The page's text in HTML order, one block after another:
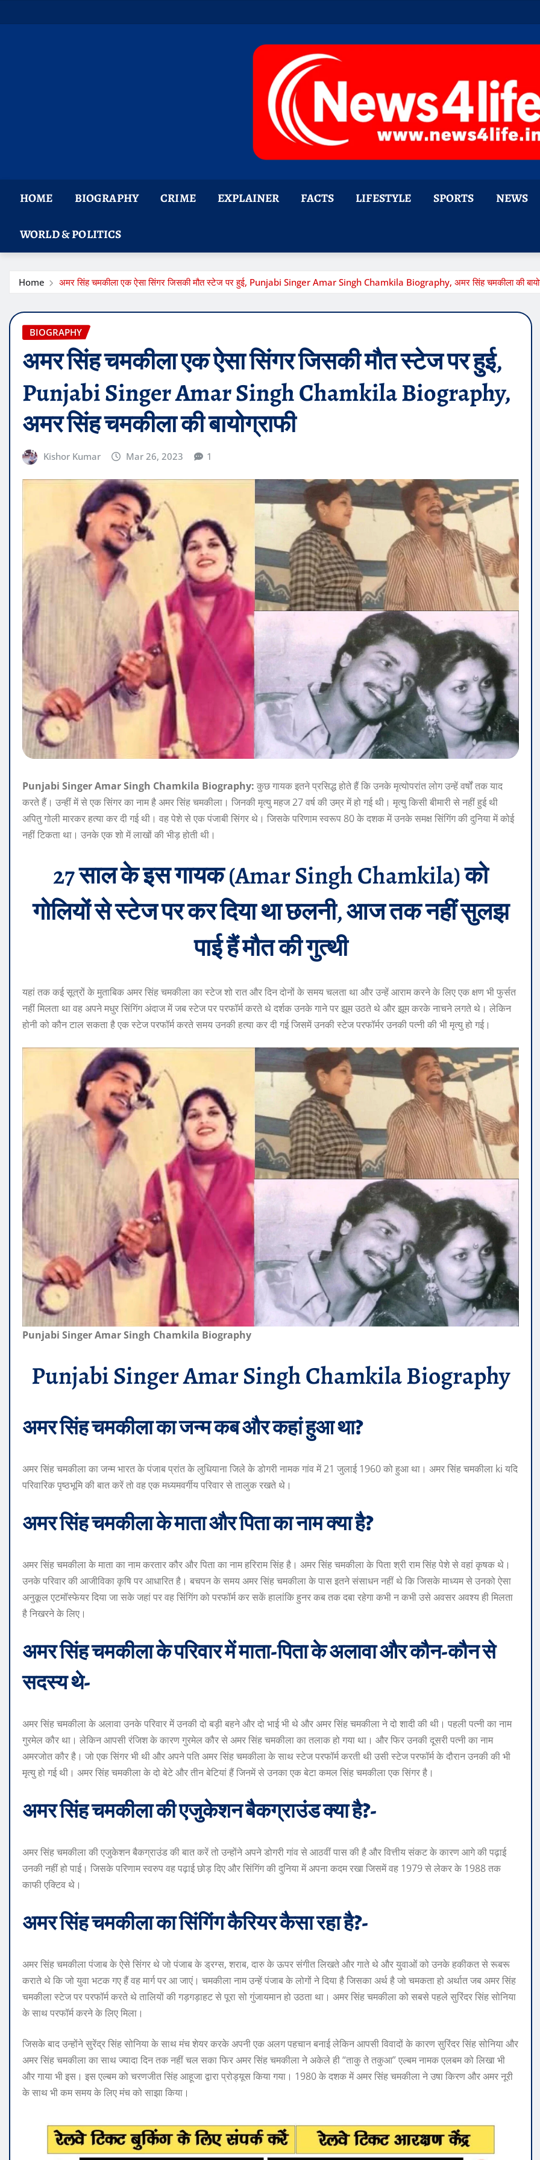
to
HOME BIOGRAPHY CRIME EXPLAINER FACTS LIFESTYLE SPORTS NEWS
WORLD & POLITICS
Home अमर सिंह चमकीला एक ऐसा सिंगर जिसकी मौत स्टेज पर हुई, Punjabi Singer Amar Singh Chamkila Biography, अमर सिंह चमकीला की
BIOGRAPHY
अमर सिंह चमकीला एक ऐसा सिंगर जिसकी मौत स्टेज पर हुई,
Punjabi Singer Amar Singh Chamkila Biography,
अमर सिंह चमकीला की बायोग्राफी
Kishor Kumar Mar 26, 2023 1
Punjabi Singer Amar Singh Chamkila Biography: कुछ गायक इतने प्रसिद्ध होते हैं कि उनके मृत्योपरांत लोग उन्हें वर्षों तक याद
करते हैं। उन्हीं में से एक सिंगर का नाम है अमर सिंह चमकीला। जिनकी मृत्यु महज 27 वर्ष की उम्र में हो गई थी। मृत्यु किसी बीमारी से नहीं हुई थी
अपितु गोली मारकर हत्या कर दी गई थी। वह पेशे से एक पंजाबी सिंगर थे। जिसके परिणाम स्वरूप 80 के दशक में उनके समक्ष सिंगिंग की दुनिया में कोई
नहीं टिकता था। उनके एक शो में लाखों की भीड़ होती थी।
27 साल के इस गायक (Amar Singh Chamkila) को
गोलियों से स्टेज पर कर दिया था छलनी, आज तक नहीं सुलझ
पाई हैं मौत की गुत्थी
यहां तक कई सूत्रों के मुताबिक अमर सिंह चमकीला का स्टेज शो रात और दिन दोनों के समय चलता था और उन्हें आराम करने के लिए एक क्षण भी फुर्सत
नहीं मिलता था वह अपने मधुर सिंगिंग अंदाज में जब स्टेज पर परफॉर्म करते थे दर्शक उनके गाने पर झूम उठते थे और झूम करके नाचने लगते थे। लेकिन
होनी को कौन टाल सकता है एक स्टेज परफॉर्म करते समय उनकी हत्या कर दी गई जिसमें उनकी स्टेज परफॉर्मर उनकी पत्नी की भी मृत्यु हो गई।
Punjabi Singer Amar Singh Chamkila Biography
Punjabi Singer Amar Singh Chamkila Biography
अमर सिंह चमकीला का जन्म कब और कहां हुआ था?
अमर सिंह चमकीला का जन्म भारत के पंजाब प्रांत के लुधियाना जिले के डोगरी नामक गांव में 21 जुलाई 1960 को हुआ था। अमर सिंह चमकीला ki यदि
परिवारिक पृष्ठभूमि की बात करें तो वह एक मध्यमवर्गीय परिवार से तालुक रखते थे।
अमर सिंह चमकीला के माता और पिता का नाम क्या है?
अमर सिंह चमकीला के माता का नाम करतार कौर और पिता का नाम हरिराम सिंह है। अमर सिंह चमकीला के पिता श्री राम सिंह पेशे से वहां कृषक थे।
उनके परिवार की आजीविका कृषि पर आधारित है। बचपन के समय अमर सिंह चमकीला के पास इतने संसाधन नहीं थे कि जिसके माध्यम से उनको ऐसा
अनुकूल एटमॉस्फेयर दिया जा सके जहां पर वह सिंगिंग को परफॉर्म कर सकें हालांकि हुनर कब तक दबा रहेगा कभी न कभी उसे अवसर अवश्य ही मिलता
है निखरने के लिए।
अमर सिंह चमकीला के परिवार में माता-पिता के अलावा और कौन-कौन से
सदस्य थे-
अमर सिंह चमकीला के अलावा उनके परिवार में उनकी दो बड़ी बहने और दो भाई भी थे और अमर सिंह चमकीला ने दो शादी की थी। पहली पत्नी का नाम
गुरमेल कौर था। लेकिन आपसी रंजिश के कारण गुरमेल कौर से अमर सिंह चमकीला का तलाक हो गया था। और फिर उनकी दूसरी पत्नी का नाम
अमरजोत कौर है। जो एक सिंगर भी थी और अपने पति अमर सिंह चमकीला के साथ स्टेज परफॉर्म करती थी उसी स्टेज परफॉर्म के दौरान उनकी की भी
मृत्यु हो गई थी। अमर सिंह चमकीला के दो बेटे और तीन बेटियां हैं जिनमें से उनका एक बेटा कमल सिंह चमकीला एक सिंगर है।
अमर सिंह चमकीला की एजुकेशन बैकग्राउंड क्या है?-
अमर सिंह चमकीला की एजुकेशन बैकग्राउंड की बात करें तो उन्होंने अपने डोगरी गांव से आठवीं पास की है और वित्तीय संकट के कारण आगे की पढ़ाई
उनकी नहीं हो पाई। जिसके परिणाम स्वरुप वह पढ़ाई छोड़ दिए और सिंगिंग की दुनिया में अपना कदम रखा जिसमें वह 1979 से लेकर के 1988 तक
काफी एक्टिव थे।
अमर सिंह चमकीला का सिंगिंग कैरियर कैसा रहा है?-
अमर सिंह चमकीला पंजाब के ऐसे सिंगर थे जो पंजाब के ड्रग्स, शराब, दारु के ऊपर संगीत लिखते और गाते थे और युवाओं को उनके हकीकत से रूबरू
कराते थे कि जो युवा भटक गए हैं वह मार्ग पर आ जाएं। चमकीला नाम उन्हें पंजाब के लोगों ने दिया है जिसका अर्थ है जो चमकता हो अर्थात जब अमर सिंह
चमकीला स्टेज पर परफॉर्म करते थे तालियों की गड़गड़ाहट से पूरा सो गुंजायमान हो उठता था। अमर सिंह चमकीला को सबसे पहले सुरिंदर सिंह सोनिया
के साथ परफॉर्म करने के लिए मिला।
जिसके बाद उन्होंने सुरेंद्र सिंह सोनिया के साथ मंच शेयर करके अपनी एक अलग पहचान बनाई लेकिन आपसी विवादों के कारण सुरिंदर सिंह सोनिया और
अमर सिंह चमकीला का साथ ज्यादा दिन तक नहीं चल सका फिर अमर सिंह चमकीला ने अकेले ही “ताकु ते तकुआ” एल्बम नामक एलबम को लिखा भी
और गाया भी इस। इस एल्बम को चरणजीत सिंह आहूजा द्वारा प्रोड्यूस किया गया। 1980 के दशक में अमर सिंह चमकीला ने उषा किरण और अमर नूरी
के साथ भी कम समय के लिए मंच को साझा किया।